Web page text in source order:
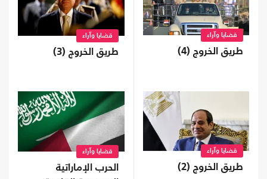
قضايا وآراء
طريق الخروج (4)
قضايا وآراء
طريق الخروج (3)
قضايا وآراء
طريق الخروج (2)
قضايا وآراء
الحرب الإماراتية